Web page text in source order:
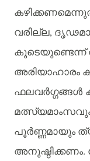
വരില്ല,
കൂടെയുണ്ടെന്ന്
അരിയാഹാരം
ഫലവർഗ്ഗങ്ങള്‍
പൂർണ്ണമായും
അനുഷ്ഠിക്കണം.